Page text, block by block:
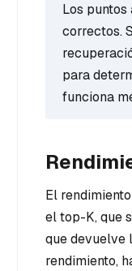
Los
correctos.
para
funciona
El
el top-K, que
que devuelve
rendimiento,